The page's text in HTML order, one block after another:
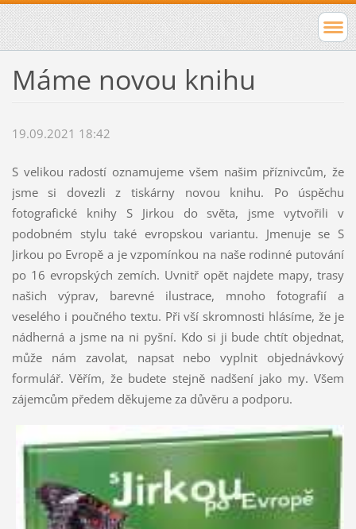
Máme novou knihu
19.09.2021 18:42
S velikou radostí oznamujeme všem našim příznivcům, že
jsme si dovezli z tiskárny novou knihu. Po úspěchu
fotografické knihy S Jirkou do světa, jsme vytvořili v
podobném stylu také evropskou variantu. Jmenuje se S
Jirkou po Evropě a je vzpomínkou na naše rodinné putování
po 16 evropských zemích. Uvnitř opět najdete mapy, trasy
našich výprav, barevné ilustrace, mnoho fotografií a
veselého i poučného textu. Při vší skromnosti hlásíme, že je
nádherná a jsme na ni pyšní. Kdo si ji bude chtít objednat,
může nám zavolat, napsat nebo vyplnit objednávkový
formulář. Věřím, že budete stejně nadšení jako my. Všem
zájemcům předem děkujeme za důvěru a podporu.